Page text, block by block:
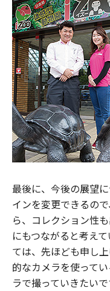
最後に、今後の展望
インを変更できるの
ら、コレクション性
にもつながると考え
ては、先ほども申し
的なカメラを使って
ラで撮っていきたいで